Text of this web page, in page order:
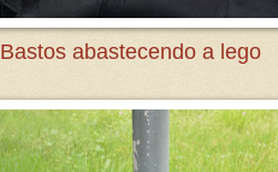
Bastos abastecendo a lego